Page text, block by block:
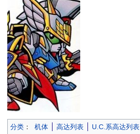
骑士高达雄蕊
分类 ： 机体 高达列表 U.C.系高达列表